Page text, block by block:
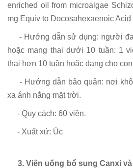
enriched oil from microalgae
mg Equiv to Docosahexaenoic Acid
- Hướng dẫn sử dụng: người
hoặc mang thai dưới 10 tuần: 1
thai hơn 10 tuần hoặc đang cho
- Hướng dẫn bảo quản: nơi khô
xa ánh nắng mặt trời.
- Quy cách: 60 viên.
- Xuất xứ: Úc
3. Viên uống bổ sung Canxi